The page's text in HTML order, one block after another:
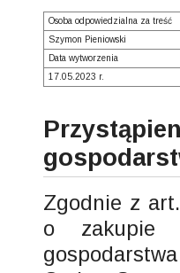
Osoba odpowiedzialna za treść
Szymon Pieniowski
Data wytworzenia
17.05.2023 r.
Zgodnie z
o zakupie